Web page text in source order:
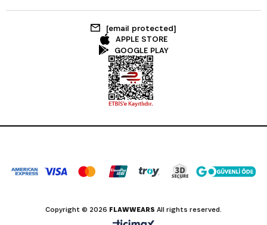
[email protected]
APPLE STORE
GOOGLE PLAY
Copyright © 2026 FLAWWEARS All rights reserved.